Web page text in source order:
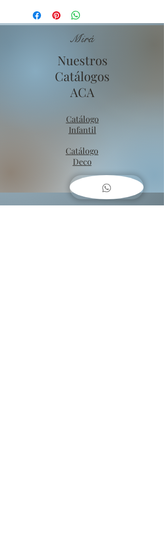
Mirá
Nuestros
Catálogos
ACA
Catálogo
Infantil
Catálogo
Deco